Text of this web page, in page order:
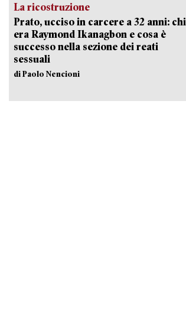
La ricostruzione
Prato, ucciso in carcere a 32 anni: chi
era Raymond Ikanagbon e cosa è
successo nella sezione dei reati
sessuali
di Paolo Nencioni